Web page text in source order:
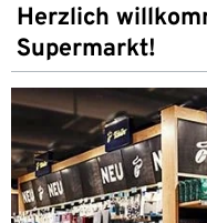
Herzlich
Supermarkt!